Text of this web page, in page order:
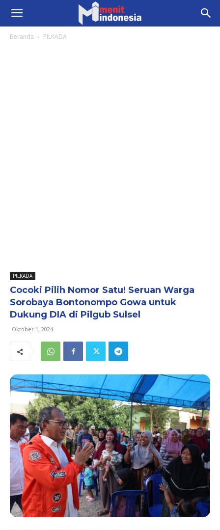
Beranda PILKADA
PILKADA
Cocoki Pilih Nomor Satu! Seruan Warga
Sorobaya Bontonompo Gowa untuk
Dukung DIA di Pilgub Sulsel
Oktober 1, 2024